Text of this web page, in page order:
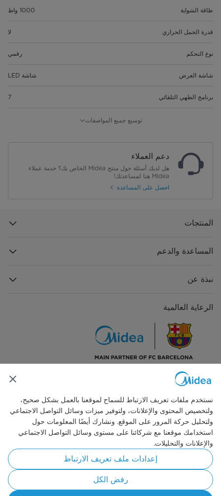
طاقة الشواية 1000 واط
قدرة الحمل الحراري لا
نوع التحكم رقمي
شاشة العرض شاشة LED
برنامج الطهي التلقائي 7
قطر القرص الدوار الزجاجي
أبعاد المنتج (العرض× العمق× الارتفاع)
توسيع جميع المواصفات
دعم العملاء
هل لديك أسئلة حول منتج Midea الخاص بك؟ خدمة عملاء
Midea هنا لمساعدتك!
احصل على المساعدة
المنتجات
المساعدة والدعم
نبذة عن
الرعاية العالمية
تواصل معنا
Simply ideal
حقوق النشر © 2026 مايديا. جميع الحقوق محفوظة.
سياسة خاصةتعليمات الاستخدامالموافقة على استخدام ملفات تعريف الارتباط
نستخدم ملفات تعريف الارتباط للسماح لموقعنا بالعمل بشكل صحيح،
ولتخصيص المحتوى والإعلانات، ولتوفير ميزات وسائل التواصل الاجتماعي
ولتحليل حركة المرور على الموقع. ونشارك أيضًا المعلومات حول
استخدامك موقعنا مع شركائنا على مستوى وسائل التواصل الاجتماعي
والإعلانات والتحليلات.
إعدادات ملف تعريف الارتباط
رفض الكل